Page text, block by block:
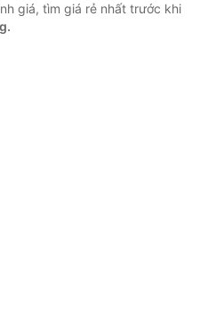
giá, tìm giá rẻ nhất trước khi